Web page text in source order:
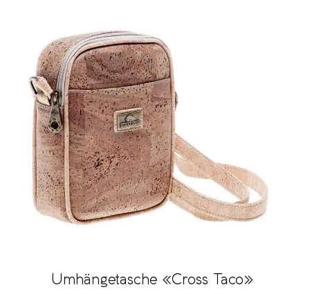
Umhängetasche «Cross Taco»